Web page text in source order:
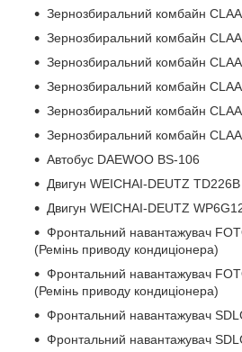
Зернозбиральний комбайн
Зернозбиральний комбайн
Зернозбиральний комбайн
Зернозбиральний комбайн
Зернозбиральний комбайн
Зернозбиральний комбайн
Автобус DAEWOO BS-106
Двигун WEICHAI-DEUTZ TD226B
Двигун WEICHAI-DEUTZ
Фронтальний навантажувач
(Ремінь приводу кондиціонера)
Фронтальний навантажувач
(Ремінь приводу кондиціонера)
Фронтальний навантажувач
Фронтальний навантажувач